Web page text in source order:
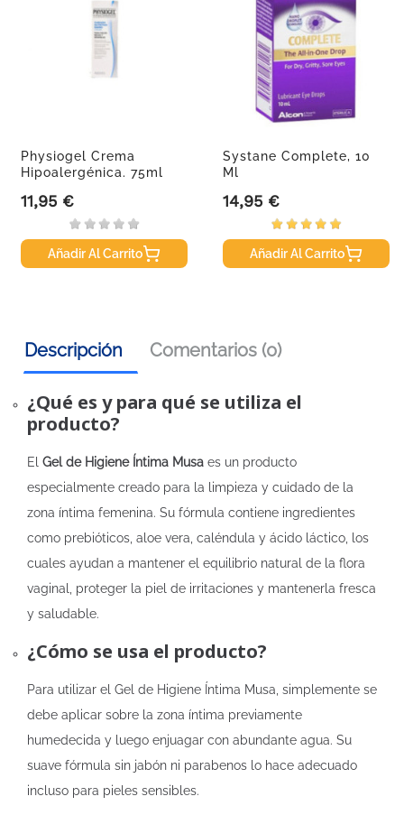
Physiogel Crema
Hipoalergénica. 75ml
Precio
11,95 €
Añadir Al Carrito
Systane Complete, 10
Ml
Precio
14,95 €
Añadir Al Carrito
Descripción Comentarios (0)
¿Qué es y para qué se utiliza el
producto?
El Gel de Higiene Íntima Musa es un producto
especialmente creado para la limpieza y cuidado de la
zona íntima femenina. Su fórmula contiene ingredientes
como prebióticos, aloe vera, caléndula y ácido láctico, los
cuales ayudan a mantener el equilibrio natural de la flora
vaginal, proteger la piel de irritaciones y mantenerla fresca
y saludable.
¿Cómo se usa el producto?
Para utilizar el Gel de Higiene Íntima Musa, simplemente se
debe aplicar sobre la zona íntima previamente
humedecida y luego enjuagar con abundante agua. Su
suave fórmula sin jabón ni parabenos lo hace adecuado
incluso para pieles sensibles.